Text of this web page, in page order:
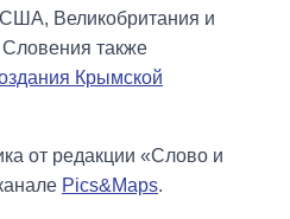
Великобритания и
также
Крымской
от редакции «Слово и
Pics&Maps.